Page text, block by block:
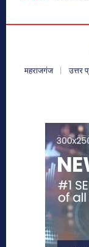
महराजगंज उत्तर